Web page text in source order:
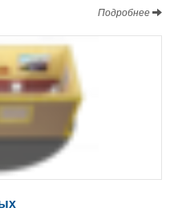
Подробнее